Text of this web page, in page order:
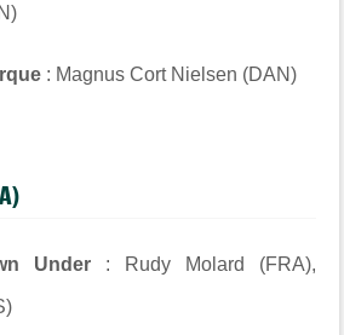
: Magnus Cort Nielsen (DAN)
Under : Rudy Molard (FRA),